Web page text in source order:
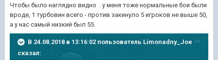
Чтобы было наглядно видно . у меня тоже нормальные бои были
вроде, 1 турбовин всего - против закинуло 5 игроков не выше 50,
а у нас самый низкий был 55.
В 24.08.2018 в 13:16:02 пользователь Limonadny_Joe
сказал: